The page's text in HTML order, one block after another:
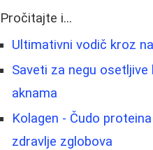
Pročitajte i...
Ultimativni vodič kroz
Saveti za negu
aknama
Kolagen - Čudo
zdravlje zglobova